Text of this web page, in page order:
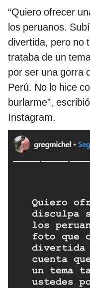
“Quiero ofrecer
los peruanos.
divertida, pero no
trataba de un
por ser una gorra
Perú. No lo hice
burlarme”,
Instagram.